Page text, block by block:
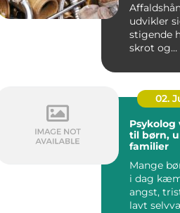
udvikler
stigende
skrot og
stramme...
02.
Psykolog
til børn,
familier
Mange
i dag
angst,
lavt